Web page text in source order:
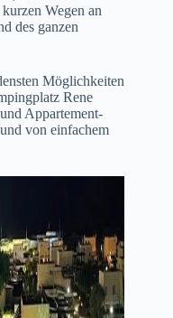
Wegen an
des ganzen
Möglichkeiten
Rene
Appartement-
von einfachem